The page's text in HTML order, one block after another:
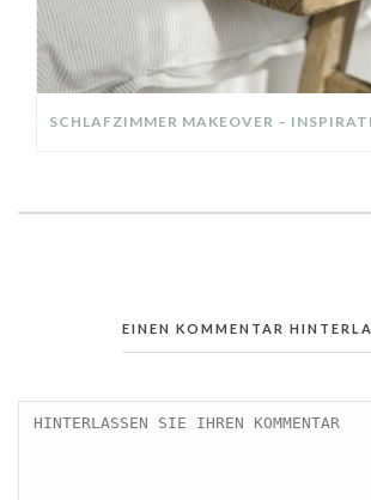
EINEN KOMMENTAR